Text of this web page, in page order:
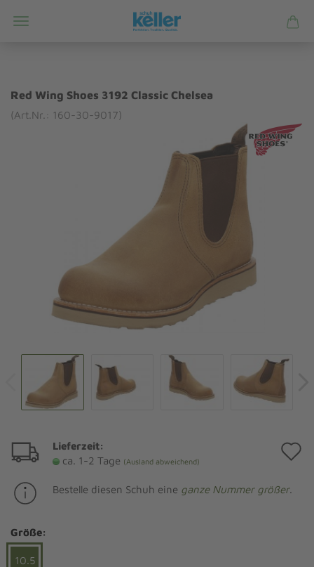
Red Wing Shoes 3192 Classic Chelsea
(Art.Nr.: 160-30-9017)
Lieferzeit:
ca. 1-2 Tage (Ausland abweichend)
Bestelle diesen Schuh eine ganze Nummer größer.
Größe:
10.5